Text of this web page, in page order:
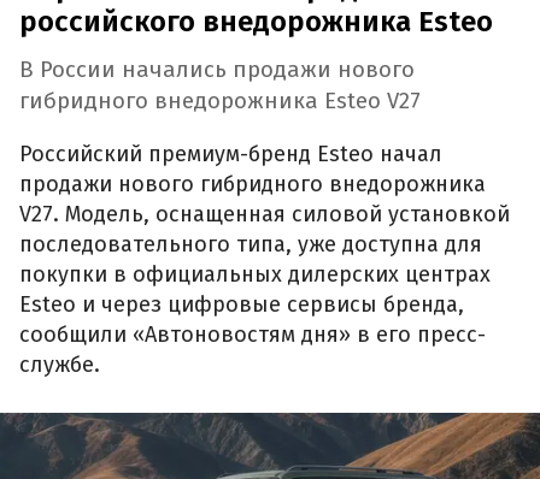
российского внедорожника Esteo
В России начались продажи нового
гибридного внедорожника Esteo V27
Российский премиум-бренд Esteo начал
продажи нового гибридного внедорожника
V27. Модель, оснащенная силовой установкой
последовательного типа, уже доступна для
покупки в официальных дилерских центрах
Esteo и через цифровые сервисы бренда,
сообщили «Автоновостям дня» в его пресс-
службе.